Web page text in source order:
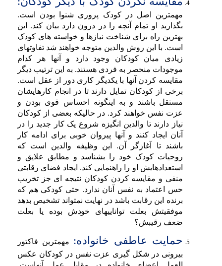
مهمترین اصل در کودک پروری شنوا بودن است.
بگذارید او تمام آنچه را در درون دارد بیان کند. این
بهترین راه برای شناخت نیازها و خواسته های کودک
است. با این روش والدین متوجه خواهند شد تفاوتهای
زیادی میان کودکان وجود دارد و آنها هر کدام
موجودات منحصر به فردی هستند. به این ترتیب دیگر
مقایسه کردن آنها با یکدیگر کاری دور از عقل است.
برخی از کودکان تمایل دارند تا در انجام کارهایشان
مستقل باشند و به اینگونه احساس قوی بودن و
عزت نفس خواهند کرد. در حالیکه بعضی از کودکان
نیاز دارند تا والدین انگیزه شروع یک کار جدید را در
آنان ایجاد کنند و آنها پیروان خوبی برای ادامه کار
باشند تا آغازگر آن. این وظیفه والدین است که
روحیات کودک خود را بشناسد و مطابق علایق و
استعدادهایش او را راهنمایی کند. ایجاد فضای رقابتی
منفی و مقایسه کردن کودکان نتیجه ای جز تخریب
حس اعتماد به نفس آنان ندارد. حتی کودکی هم که
برنده این رقابت باشد در نهایت نمتواند تشخیص بدهد
موفقیتش بعلت تواناییهای خودش بوده یا بعلت
ضعف رقیبش؟
حمایت عاطفی خانواده: مهمترین فاکتور
بیرونی در شکل گیری عزت نفس در کودکان عکس